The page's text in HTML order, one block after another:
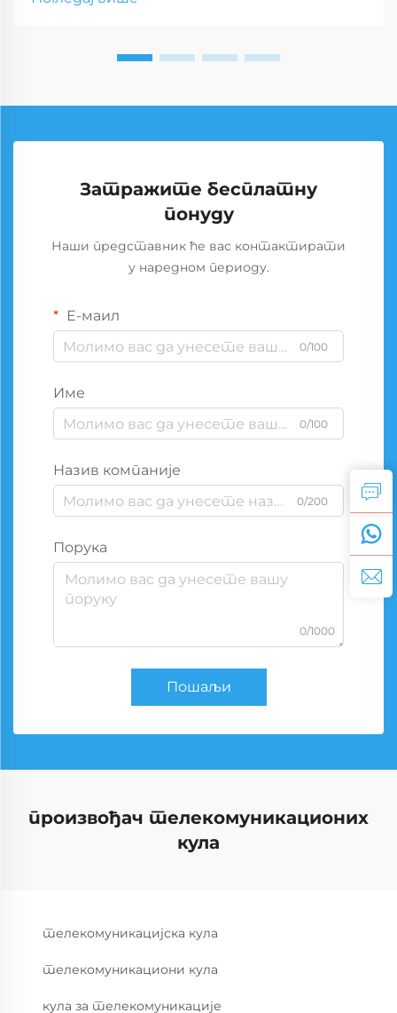
Затражите бесплатну
понуду
Наши представник ће вас контактирати
у наредном периоду.
Е-маил
0/100
Име
0/100
Назив компаније
0/200
Порука
0/1000
Пошаљи
произвођач телекомуникационих
кула
телекомуникацијска кула
телекомуникациони кула
кула за телекомуникације